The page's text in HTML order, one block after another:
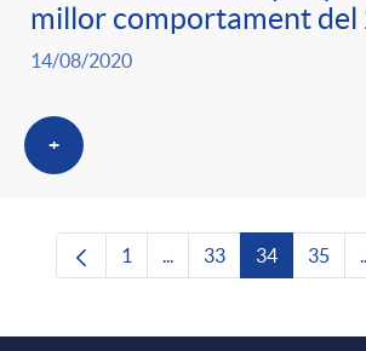
millor comportament del
14/08/2020
+
Pàgina
1 ...Pàgines intermèdies
Pàgina
33 Pàgina
34 35